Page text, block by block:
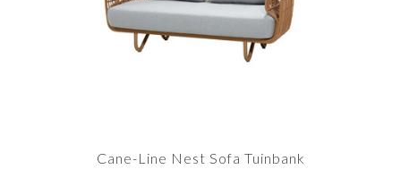
Cane-Line Nest Sofa Tuinbank